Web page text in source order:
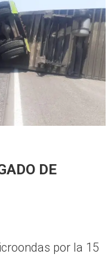
DE
por la 15